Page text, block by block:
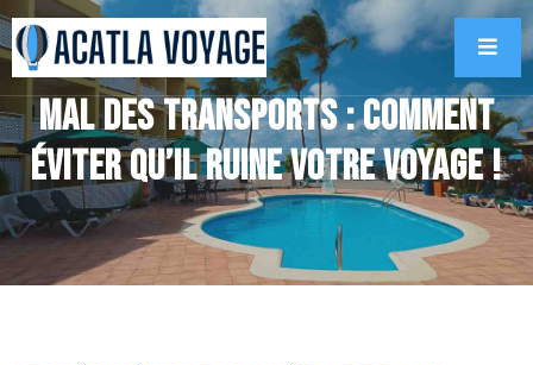
Mal des transports : comment
éviter qu’il ruine votre voyage !